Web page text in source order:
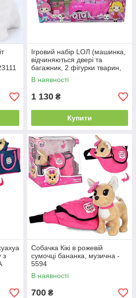
Ігровий набір LОЛ (машинка,
відчиняються двері та
багажник, 2 фігурки тварин,
аксесуари, у коробці) ТМ 853
А
В наявності
1 130 ₴
Купити
з
Собачка Кікі в рожевій
сумочці бананка, музична -
5594
В наявності
700 ₴